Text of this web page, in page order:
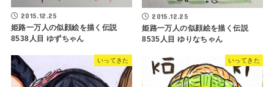
2015.12.25
姫路一万人の似顔絵を描く伝説
8538人目 ゆずちゃん
2015.12.25
姫路一万人の似顔絵を描く伝説
8535人目 ゆりなちゃん
いってきた いってきた